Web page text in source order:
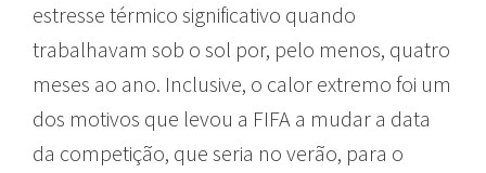
estresse térmico significativo quando
trabalhavam sob o sol por, pelo menos, quatro
meses ao ano. Inclusive, o calor extremo foi um
dos motivos que levou a FIFA a mudar a data
da competição, que seria no verão, para o